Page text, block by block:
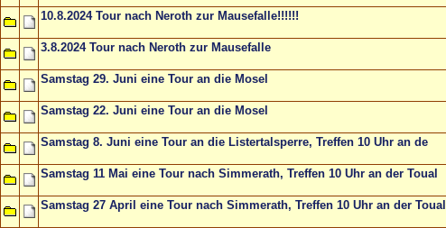
10.8.2024 Tour nach Neroth zur Mausefalle!!!!!!
3.8.2024 Tour nach Neroth zur Mausefalle
Samstag 29. Juni eine Tour an die Mosel
Samstag 22. Juni eine Tour an die Mosel
Samstag 8. Juni eine Tour an die Listertalsperre, Treffen 10 Uhr an de
Samstag 11 Mai eine Tour nach Simmerath, Treffen 10 Uhr an der Toual
Samstag 27 April eine Tour nach Simmerath, Treffen 10 Uhr an der Toual